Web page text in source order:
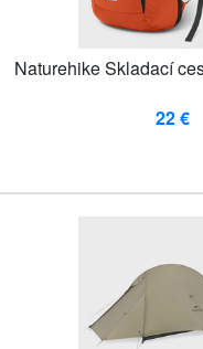
Naturehike Skladací
22 €